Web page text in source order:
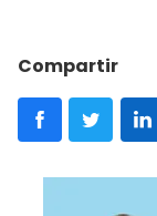
Compartir